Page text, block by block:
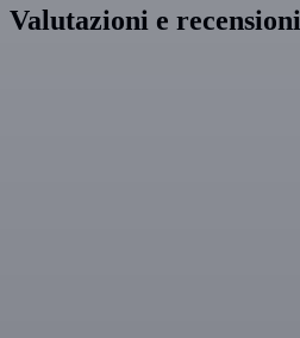
Valutazioni e recensioni